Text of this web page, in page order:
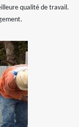
qualité de travail.